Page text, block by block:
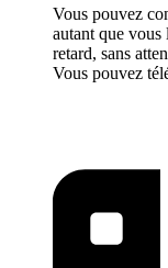
Vous pouvez
autant que vous
retard, sans
Vous pouvez